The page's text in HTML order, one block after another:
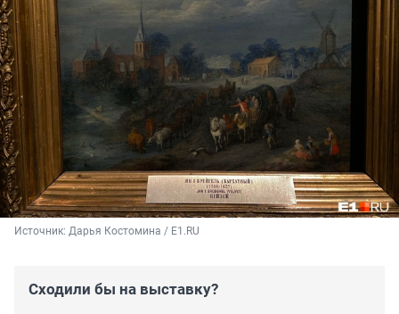
Источник: Дарья Костомина / E1.RU
Сходили бы на выставку?